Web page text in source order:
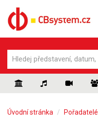
Úvodní stránka Pořadatelé